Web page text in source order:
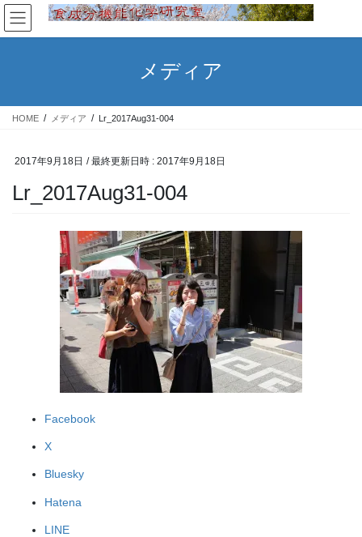
コ
ン
テ
ス
ナ
ビ
ゲ
ン
メディア
HOME メディア Lr_2017Aug31-004
2017年9月18日 / 最終更新日時 : 2017年9月18日
Lr_2017Aug31-004
Facebook
X
Bluesky
Hatena
LINE